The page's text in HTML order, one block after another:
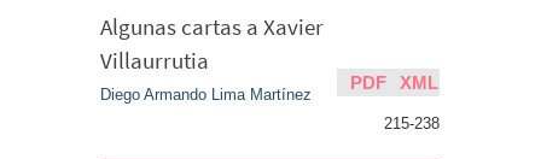
Algunas cartas a Xavier
Villaurrutia
Diego Armando Lima Martínez
215-238
PDF XML